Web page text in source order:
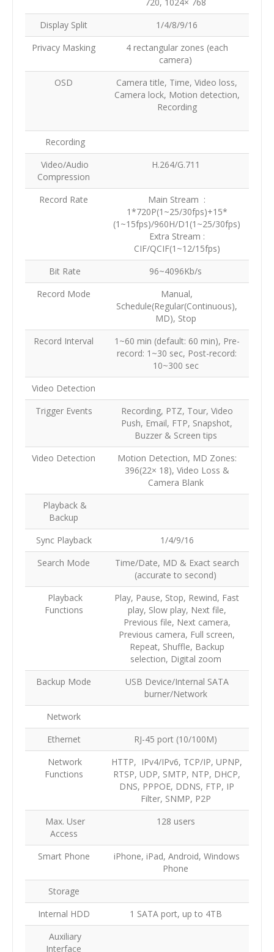
Display Split
1/4/8/9/16
Privacy Masking
4 rectangular zones (each
camera)
OSD
Camera title, Time, Video loss,
Camera lock, Motion detection,
Recording
Recording
Video/Audio
Compression
H.264/G.711
Record Rate
Main Stream :
1*720P(1~25/30fps)+15*
(1~15fps)/960H/D1(1~25/30fps)
Extra Stream :
CIF/QCIF(1~12/15fps)
Bit Rate
96~4096Kb/s
Record Mode
Manual,
Schedule(Regular(Continuous),
MD), Stop
Record Interval
1~60 min (default: 60 min), Pre-
record: 1~30 sec, Post-record:
10~300 sec
Video Detection
Trigger Events
Recording, PTZ, Tour, Video
Push, Email, FTP, Snapshot,
Buzzer & Screen tips
Video Detection
Motion Detection, MD Zones:
396(22× 18), Video Loss &
Camera Blank
Playback &
Backup
Sync Playback
1/4/9/16
Search Mode
Time/Date, MD & Exact search
(accurate to second)
Playback
Functions
Play, Pause, Stop, Rewind, Fast
play, Slow play, Next file,
Previous file, Next camera,
Previous camera, Full screen,
Repeat, Shuffle, Backup
selection, Digital zoom
Backup Mode
USB Device/Internal SATA
burner/Network
Network
Ethernet
RJ-45 port (10/100M)
Network
Functions
HTTP, IPv4/IPv6, TCP/IP, UPNP,
RTSP, UDP, SMTP, NTP, DHCP,
DNS, PPPOE, DDNS, FTP, IP
Filter, SNMP, P2P
Max. User
Access
128 users
Smart Phone
iPhone, iPad, Android, Windows
Phone
Storage
Internal HDD
1 SATA port, up to 4TB
Auxiliary
Interface